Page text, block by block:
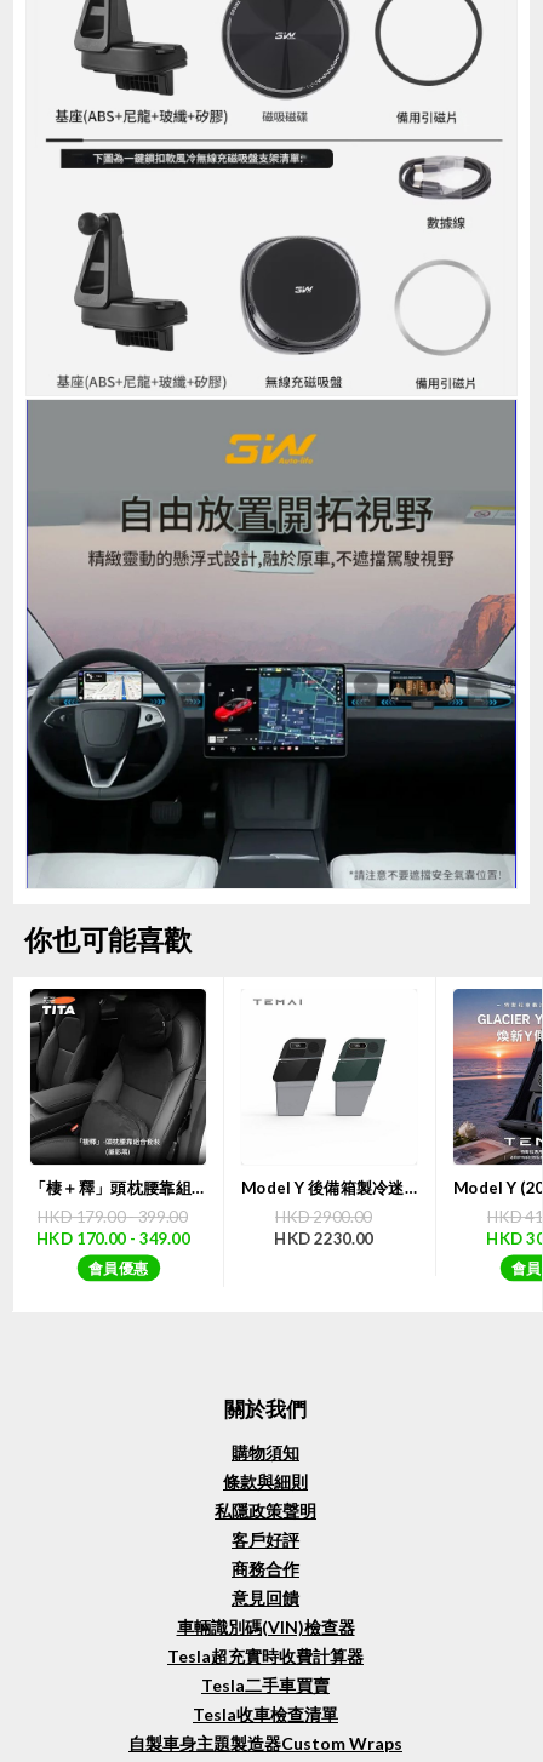
你也可能喜歡
「棲＋釋」頭枕腰靠組合套裝 | TITA
HKD 179.00 - 399.00
HKD 170.00 - 349.00
會員優惠
Model Y 後備箱製冷迷你雪櫃露營特麥小Y冰箱（二代）｜TEMAI 【7天購物保障】
HKD 2900.00
HKD 2230.00
HKD
HKD
會
關於我們
購物須知
條款與細則
私隱政策聲明
客戶好評
商務合作
意見回饋
車輛識別碼(VIN)檢查器
Tesla超充實時收費計算器
Tesla二手車買賣
Tesla收車檢查清單
自製車身主題製造器Custom Wraps